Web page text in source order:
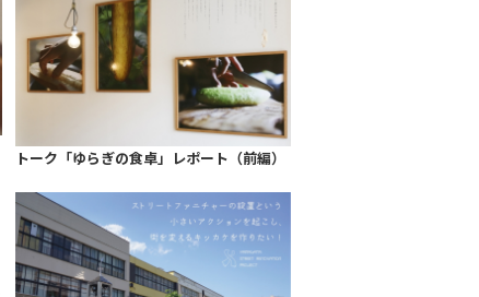
トーク「ゆらぎの食卓」レポート（前編）